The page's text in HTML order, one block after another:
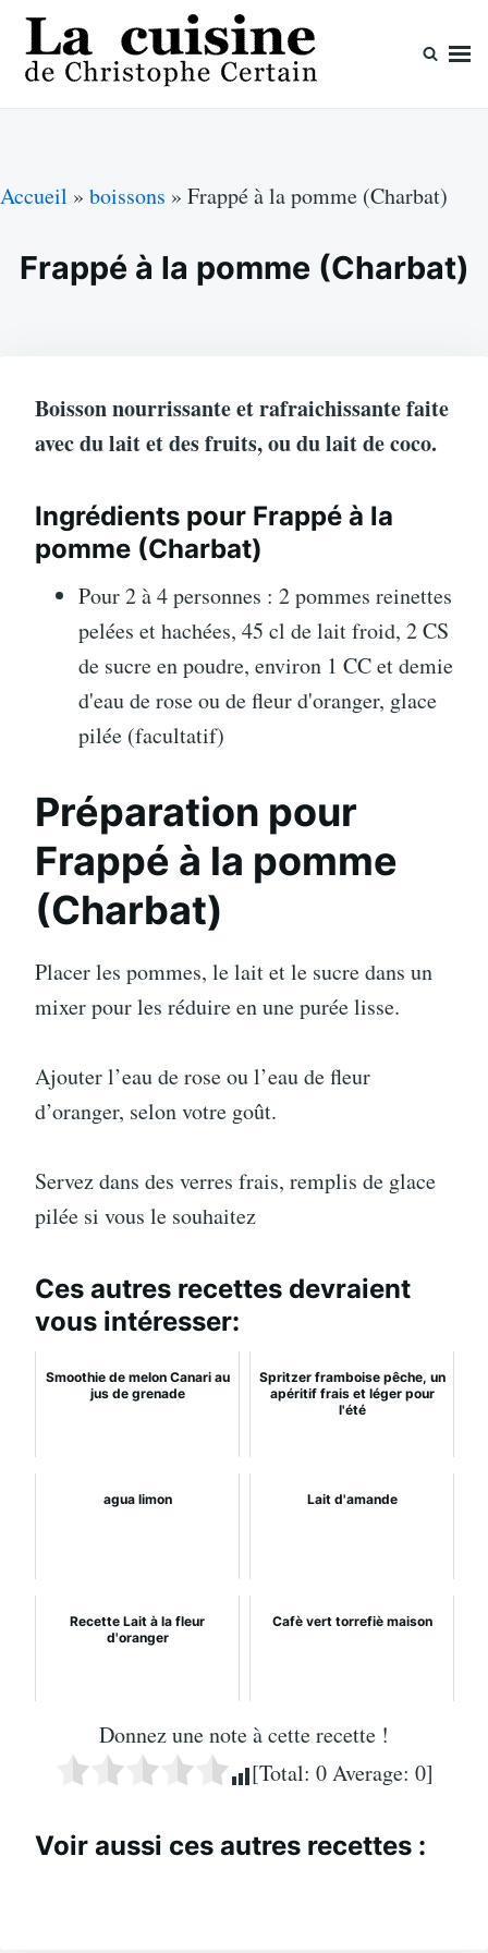
Skip
content
Search
for:
Accueil » boissons » Frappé à la pomme (Charbat)
Frappé à la pomme (Charbat)
Boisson nourrissante et rafraichissante faite
avec du lait et des fruits, ou du lait de coco.
Ingrédients pour Frappé à la
pomme (Charbat)
Pour 2 à 4 personnes : 2 pommes reinettes
pelées et hachées, 45 cl de lait froid, 2 CS
de sucre en poudre, environ 1 CC et demie
d'eau de rose ou de fleur d'oranger, glace
pilée (facultatif)
Préparation pour
Frappé à la pomme
(Charbat)
Placer les pommes, le lait et le sucre dans un
mixer pour les réduire en une purée lisse.
Ajouter l’eau de rose ou l’eau de fleur
d’oranger, selon votre goût.
Servez dans des verres frais, remplis de glace
pilée si vous le souhaitez
Ces autres recettes devraient
vous intéresser:
Smoothie de melon Canari au
jus de grenade
Spritzer framboise pêche, un
apéritif frais et léger pour
l'été
agua limon Lait d'amande
Recette Lait à la fleur
d'oranger
Cafè vert torrefiè maison
Donnez une note à cette recette !
[Total: 0Average: 0]
Voir aussi ces autres recettes :